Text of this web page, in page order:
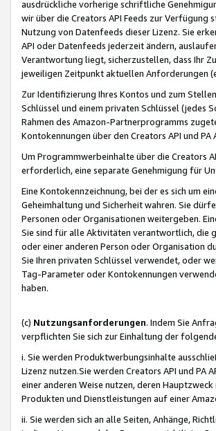
ausdrückliche vorherige schriftliche
wir über die Creators API Feeds zur
Nutzung von Datenfeeds dieser Lizenz. Sie
API oder Datenfeeds jederzeit ändern,
Verantwortung liegt, sicherzustellen, dass Ihr
jeweiligen Zeitpunkt aktuellen Anforderungen
Zur Identifizierung Ihres Kontos und zum
Schlüssel und einem privaten Schlüssel (jedes
Rahmen des Amazon-Partnerprogramms
Kontokennungen über den Creators API und
Um Programmwerbeinhalte über die Creators
erforderlich, eine separate Genehmigung für
Eine Kontokennzeichnung, bei der es sich um
Geheimhaltung und Sicherheit wahren. Sie
Personen oder Organisationen weitergeben.
Sie sind für alle Aktivitäten verantwortlich, die
oder einer anderen Person oder Organisation
Sie Ihren privaten Schlüssel verwendet, oder
Tag-Parameter oder Kontokennungen
haben.
(c) Nutzungsanforderungen. Indem Sie
verpflichten Sie sich zur Einhaltung der
i. Sie werden Produktwerbungsinhalte
Lizenz nutzen.Sie werden Creators API und
einer anderen Weise nutzen, deren
Produkten und Dienstleistungen auf einer
ii. Sie werden sich an alle Seiten, Anhänge,